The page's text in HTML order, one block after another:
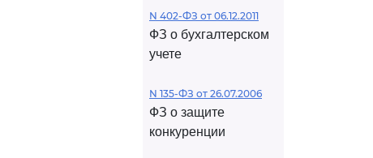
N 402-ФЗ от 06.12.2011
ФЗ о бухгалтерском
учете
N 135-ФЗ от 26.07.2006
ФЗ о защите
конкуренции